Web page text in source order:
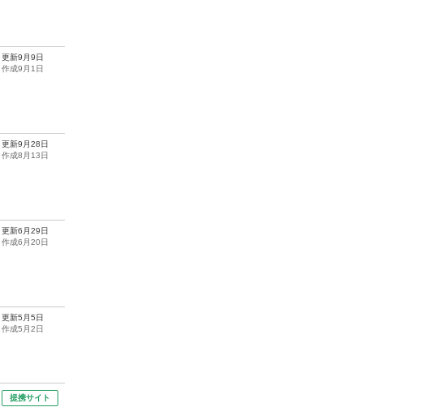
更新9月9日
作成9月1日
更新9月28日
作成8月13日
更新6月29日
作成6月20日
更新5月5日
作成5月2日
提携サイト